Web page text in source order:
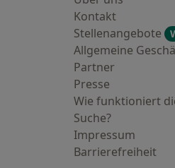
Kontakt
Stellenangebote
Allgemeine
Partner
Presse
Wie funktioniert
Suche?
Impressum
Barrierefreiheit